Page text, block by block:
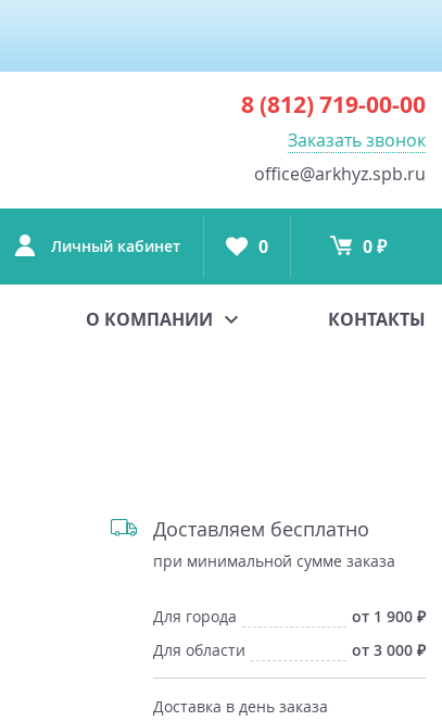
8 (812)719-00-00
Заказать звонок
office@arkhyz.spb.ru
Личный кабинет 0 0 ₽
О КОМПАНИИ КОНТАКТЫ
Доставляем бесплатно
при минимальной сумме заказа
Для города
от 1 900
Для области
от 3 000
Доставка в день заказа